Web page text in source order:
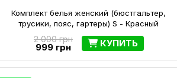
Комплект белья женский (бюстгальтер,
трусики, пояс, гартеры) S - Красный
2 000 грн
999 грн КУПИТЬ